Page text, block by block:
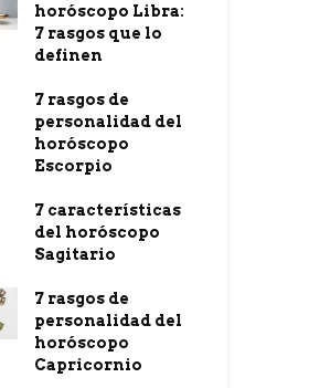
horóscopo Libra:
7 rasgos que lo
definen
7 rasgos de
personalidad del
horóscopo
Escorpio
7 características
del horóscopo
Sagitario
7 rasgos de
personalidad del
horóscopo
Capricornio